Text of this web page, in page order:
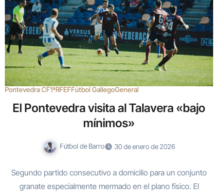
Pontevedra CF1ªRFEFFútbol GallegoGeneral
El Pontevedra visita al Talavera «bajo
mínimos»
Fútbol de Barro 30 de enero de 2026
Segundo partido consecutivo a domicilio para un conjunto
granate especialmente mermado en el plano físico. El